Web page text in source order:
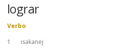
lograr
Verbo
1 isakanej